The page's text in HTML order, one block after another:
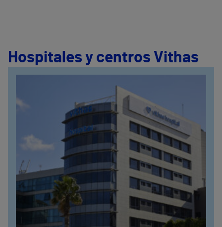
Hospitales y centros Vithas